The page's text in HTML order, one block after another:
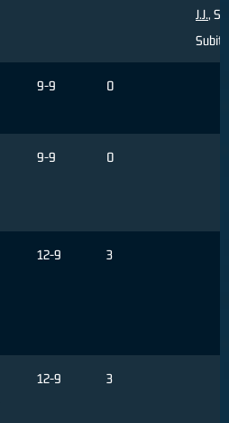
J.J.,
Subita
9-9 0
9-9 0
12-9 3
12-9 3